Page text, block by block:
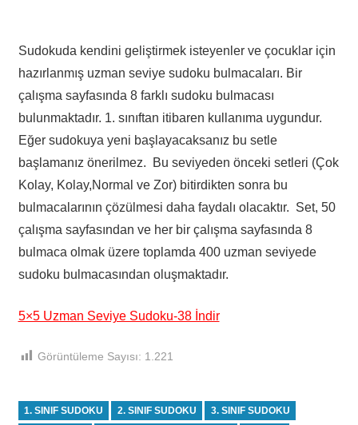
Sudokuda kendini geliştirmek isteyenler ve çocuklar için
hazırlanmış uzman seviye sudoku bulmacaları. Bir
çalışma sayfasında 8 farklı sudoku bulmacası
bulunmaktadır. 1. sınıftan itibaren kullanıma uygundur.
Eğer sudokuya yeni başlayacaksanız bu setle
başlamanız önerilmez. Bu seviyeden önceki setleri (Çok
Kolay, Kolay,Normal ve Zor) bitirdikten sonra bu
bulmacalarının çözülmesi daha faydalı olacaktır. Set, 50
çalışma sayfasından ve her bir çalışma sayfasında 8
bulmaca olmak üzere toplamda 400 uzman seviyede
sudoku bulmacasından oluşmaktadır.
5×5 Uzman Seviye Sudoku-38 İndir
Görüntüleme Sayısı: 1.221
1. SINIF SUDOKU 2. SINIF SUDOKU 3. SINIF SUDOKU